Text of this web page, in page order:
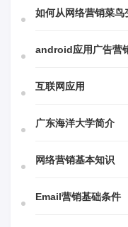
如何从网络营销菜
android应用广告营
互联网应用
广东海洋大学简介
网络营销基本知识
Email营销基础条件